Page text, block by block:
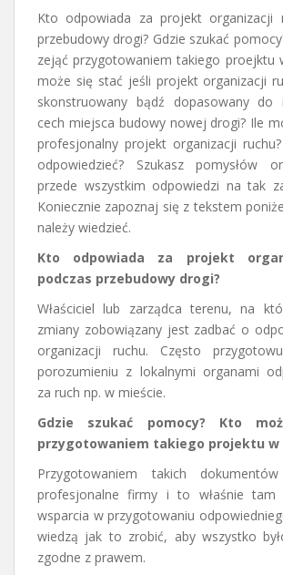
Kto odpowiada za projekt organizacji
przebudowy drogi? Gdzie szukać
zejąć przygotowaniem takiego proejktu
może się stać jeśli projekt organizacji
skonstruowany bądź dopasowany do
cech miejsca budowy nowej drogi? Ile
profesjonalny projekt organizacji
odpowiedzieć? Szukasz pomysłów
przede wszystkim odpowiedzi na tak
Koniecznie zapoznaj się z tekstem
należy wiedzieć.
Kto odpowiada za projekt
podczas przebudowy drogi?
Właściciel lub zarządca terenu, na
zmiany zobowiązany jest zadbać o
organizacji ruchu. Często
porozumieniu z lokalnymi organami
za ruch np. w mieście.
Gdzie szukać pomocy? Kto
przygotowaniem takiego projektu w
Przygotowaniem takich
profesjonalne firmy i to właśnie tam
wsparcia w przygotowaniu
wiedzą jak to zrobić, aby wszystko
zgodne z prawem.